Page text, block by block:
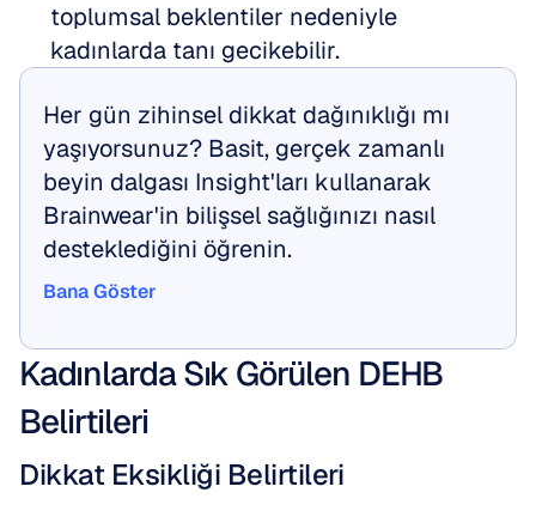
toplumsal beklentiler nedeniyle
kadınlarda tanı gecikebilir.
Her gün zihinsel dikkat dağınıklığı mı
yaşıyorsunuz? Basit, gerçek zamanlı
beyin dalgası Insight'ları kullanarak
Brainwear'in bilişsel sağlığınızı nasıl
desteklediğini öğrenin.
Bana Göster
Kadınlarda Sık Görülen DEHB
Belirtileri
Dikkat Eksikliği Belirtileri